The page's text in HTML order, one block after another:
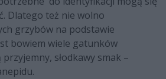
Dlatego też nie wolno
grzybów na podstawie
bowiem wiele gatunków
słodkawy smak –